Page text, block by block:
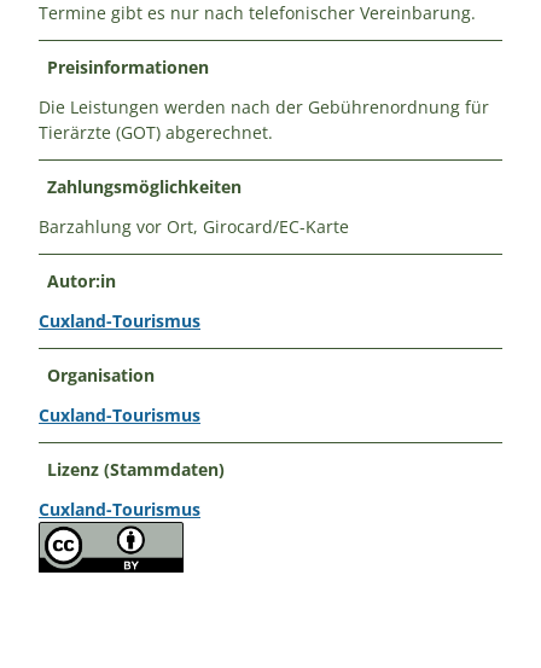
Termine gibt es nur nach telefonischer Vereinbarung.
Preisinformationen
Die Leistungen werden nach der Gebührenordnung für
Tierärzte (GOT) abgerechnet.
Zahlungsmöglichkeiten
Barzahlung vor Ort, Girocard/EC-Karte
Autor:in
Cuxland-Tourismus
Organisation
Cuxland-Tourismus
Lizenz (Stammdaten)
Cuxland-Tourismus